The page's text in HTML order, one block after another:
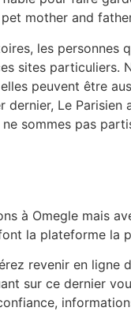
mother and
les personnes
sites
peuvent être
Le
sommes pas
à Omegle mais
la plateforme la
revenir en
sur ce dernier